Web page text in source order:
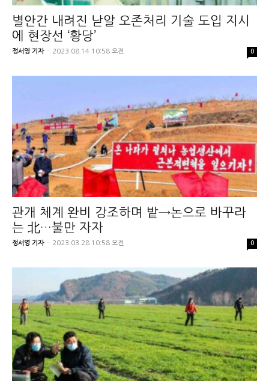
별안간 내려진 낟알 오존처리 기술 도입 지시
에 현장선 ‘황당’
정서영 기자 - 2023.08.14 10:58 오전 0
관개 체계 완비 강조하며 밭→논으로 바꾸라
는 北…불만 자자
정서영 기자 - 2023.03.28 10:58 오전 0